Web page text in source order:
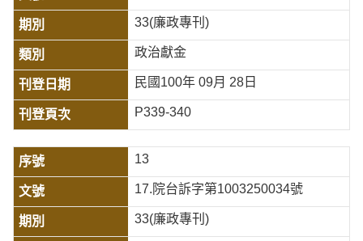
33(廉政專刊)
政治獻金
民國100年 09月 28日
P339-340
13
17.院台訴字第1003250034號
33(廉政專刊)